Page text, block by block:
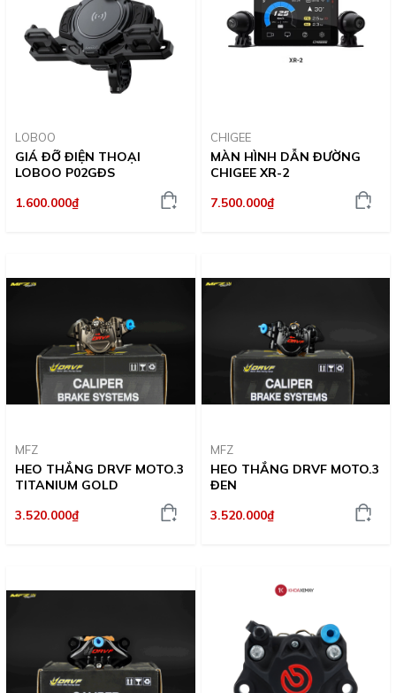
LOBOO
GIÁ ĐỠ ĐIỆN THOẠI
LOBOO P02GĐS
1.600.000₫
CHIGEE
MÀN HÌNH DẪN ĐƯỜNG
CHIGEE XR-2
7.500.000₫
MFZ
HEO THẮNG DRVF MOTO.3
TITANIUM GOLD
3.520.000₫
MFZ
HEO THẮNG DRVF MOTO.3
ĐEN
3.520.000₫